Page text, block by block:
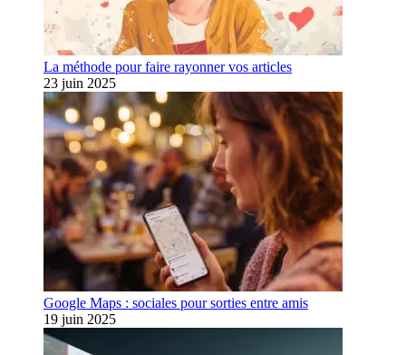
La méthode pour faire rayonner vos articles
23 juin 2025
Google Maps : sociales pour sorties entre amis
19 juin 2025